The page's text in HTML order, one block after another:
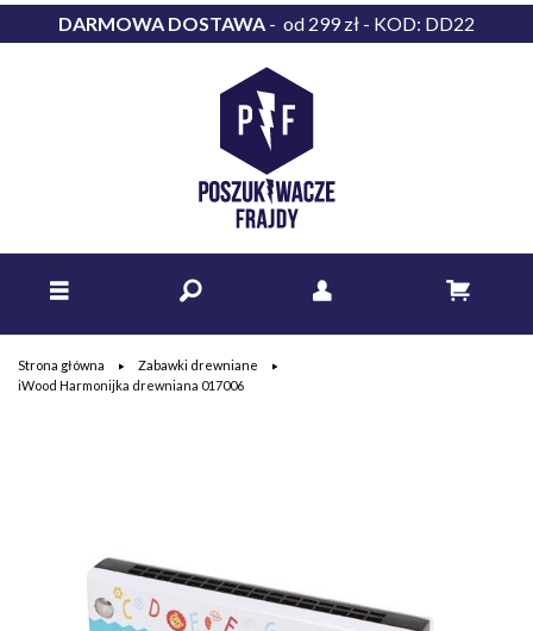
DARMOWA DOSTAWA - od 299 zł - KOD: DD22
Strona główna
Zabawki drewniane
iWood Harmonijka drewniana 017006